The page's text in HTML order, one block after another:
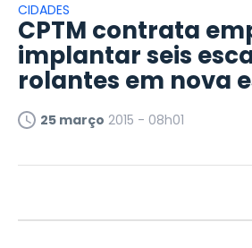
CIDADES
CPTM contrata
implantar seis
rolantes em nova
25 março 2015 - 08h01